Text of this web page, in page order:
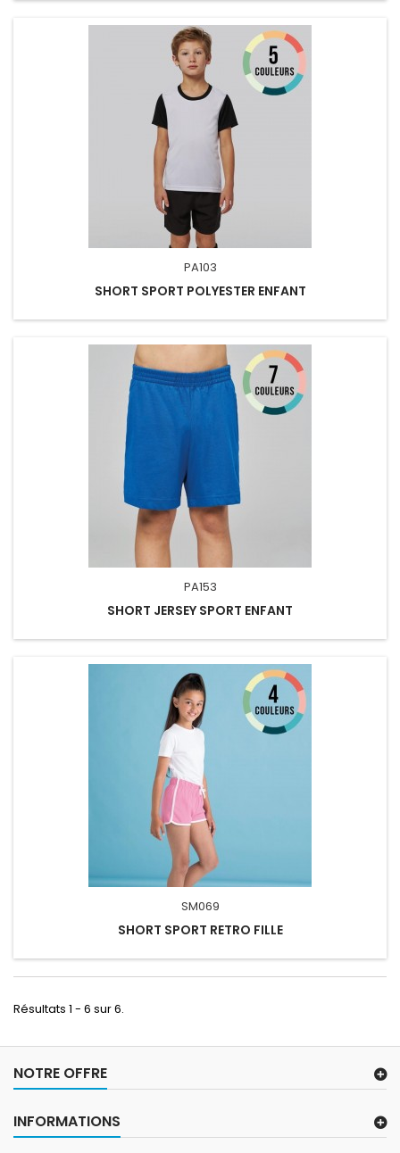
PA103
SHORT SPORT POLYESTER ENFANT
PA153
SHORT JERSEY SPORT ENFANT
SM069
SHORT SPORT RETRO FILLE
Résultats 1 - 6 sur 6.
NOTRE OFFRE
INFORMATIONS